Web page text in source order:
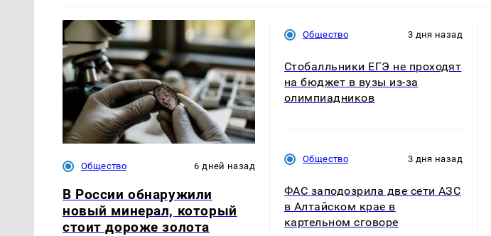
Общество 6 дней назад
В России обнаружили
новый минерал, который
стоит дороже золота
Общество 3 дня назад
Стобалльники ЕГЭ не проходят
на бюджет в вузы из-за
олимпиадников
Общество 3 дня назад
ФАС заподозрила две сети АЗС
в Алтайском крае в
картельном сговоре